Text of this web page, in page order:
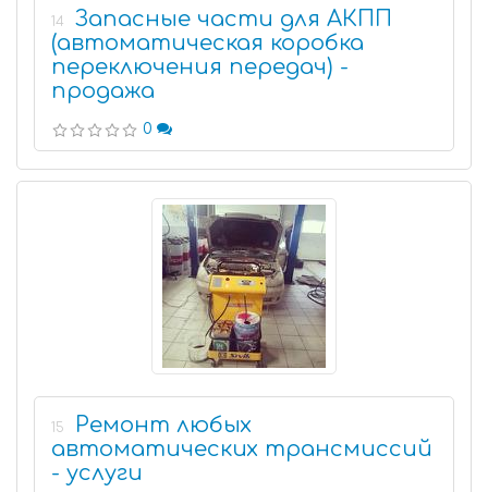
14
Запасные части для АКПП
(автоматическая коробка
переключения передач) -
продажа
0
15
Ремонт любых
автоматических трансмиссий
- услуги